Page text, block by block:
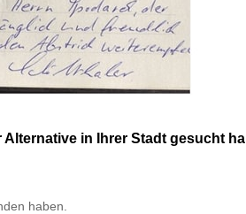
in Ihrer Stadt gesucht
haben.